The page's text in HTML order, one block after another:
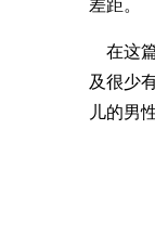
差距。
在这
及很少
儿的男